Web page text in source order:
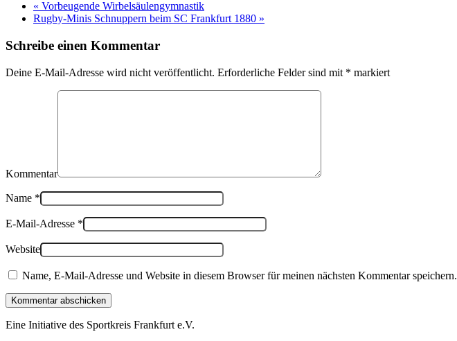
« Vorbeugende Wirbelsäulengymnastik
Rugby-Minis Schnuppern beim SC Frankfurt 1880 »
Schreibe einen Kommentar
Deine E-Mail-Adresse wird nicht veröffentlicht. Erforderliche Felder sind mit * markiert
Kommentar
Name *
E-Mail-Adresse *
Website
Name, E-Mail-Adresse und Website in diesem Browser für meinen nächsten Kommentar speichern.
Kommentar abschicken
Eine Initiative des Sportkreis Frankfurt e.V.